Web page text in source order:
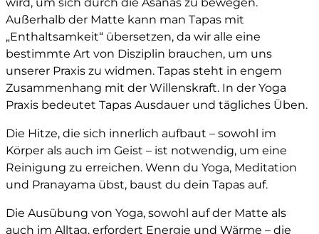
wird, um sich durch die Asanas zu bewegen.
Außerhalb der Matte kann man Tapas mit
„Enthaltsamkeit“ übersetzen, da wir alle eine
bestimmte Art von Disziplin brauchen, um uns
unserer Praxis zu widmen. Tapas steht in engem
Zusammenhang mit der Willenskraft. In der Yoga
Praxis bedeutet Tapas Ausdauer und tägliches Üben.
Die Hitze, die sich innerlich aufbaut – sowohl im
Körper als auch im Geist – ist notwendig, um eine
Reinigung zu erreichen. Wenn du Yoga, Meditation
und Pranayama übst, baust du dein Tapas auf.
Die Ausübung von Yoga, sowohl auf der Matte als
auch im Alltag, erfordert Energie und Wärme – die